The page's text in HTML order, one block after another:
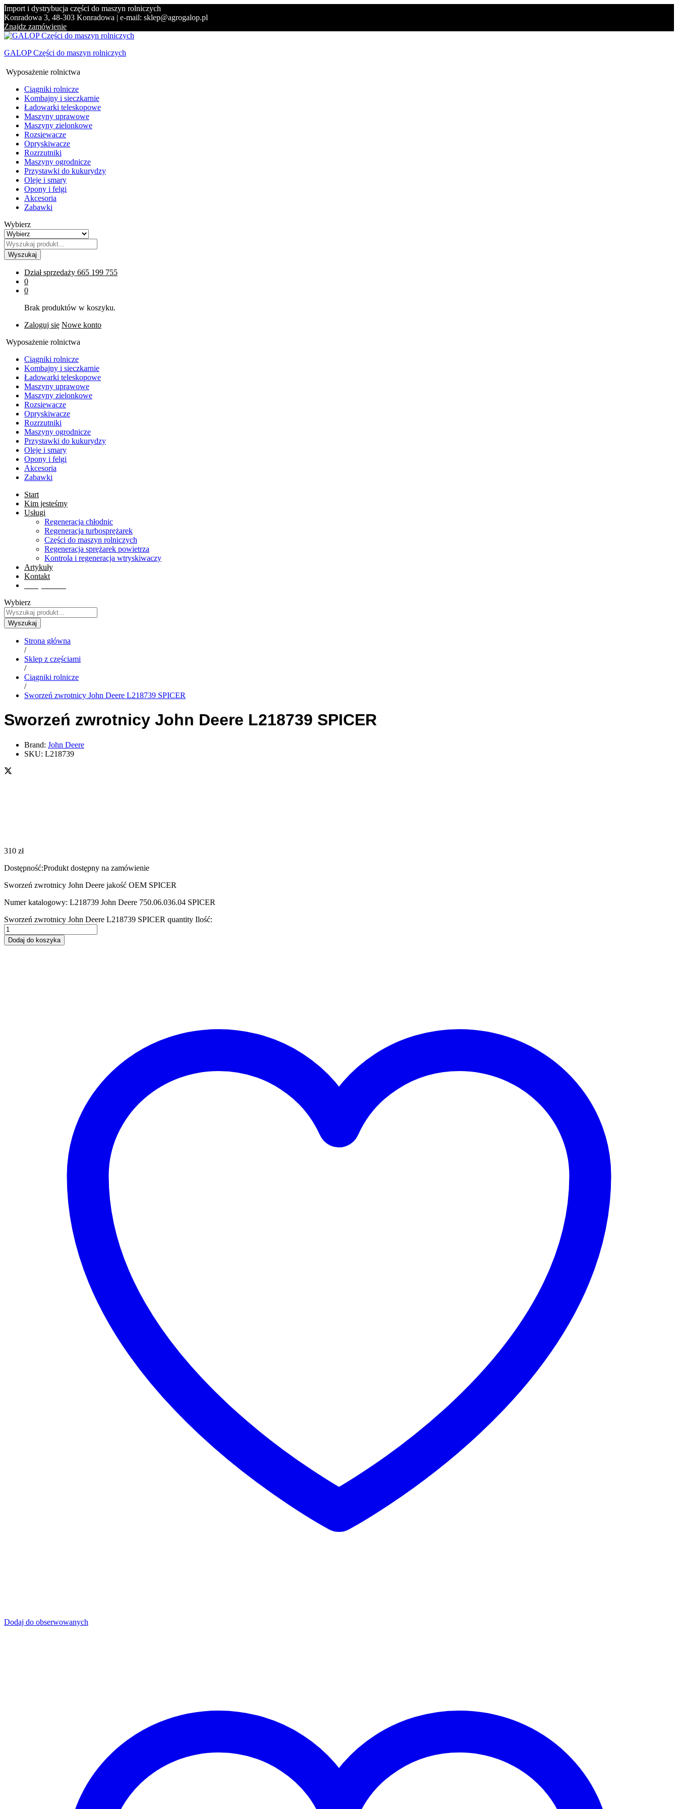
Import i dystrybucja części do maszyn rolniczych
Konradowa 3, 48-303 Konradowa | e-mail: sklep@agrogalop.pl
Znajdz zamówienie
GALOP Części do maszyn rolniczych
Wyposażenie rolnictwa
Ciągniki rolnicze
Kombajny i sieczkarnie
Ładowarki teleskopowe
Maszyny uprawowe
Maszyny zielonkowe
Rozsiewacze
Opryskiwacze
Rozrzutniki
Maszyny ogrodnicze
Przystawki do kukurydzy
Oleje i smary
Opony i felgi
Akcesoria
Zabawki
Wybierz
Wyszukaj
Dział sprzedaży 665 199 755
0
0
Brak produktów w koszyku.
Zaloguj się Nowe konto
Wyposażenie rolnictwa
Ciągniki rolnicze
Kombajny i sieczkarnie
Ładowarki teleskopowe
Maszyny uprawowe
Maszyny zielonkowe
Rozsiewacze
Opryskiwacze
Rozrzutniki
Maszyny ogrodnicze
Przystawki do kukurydzy
Oleje i smary
Opony i felgi
Akcesoria
Zabawki
Start
Kim jesteśmy
Usługi
Regeneracja chłodnic
Regeneracja turbosprężarek
Części do maszyn rolniczych
Regeneracja sprężarek powietrza
Kontrola i regeneracja wtryskiwaczy
Artykuły
Kontakt
Wybierz
Wyszukaj
Strona główna
/
Sklep z częściami
/
Ciągniki rolnicze
/
Sworzeń zwrotnicy John Deere L218739 SPICER
Sworzeń zwrotnicy John Deere L218739 SPICER
Brand: John Deere
SKU: L218739
310 zł
Dostępność:Produkt dostępny na zamówienie
Sworzeń zwrotnicy John Deere jakość OEM SPICER
Numer katalogowy: L218739 John Deere 750.06.036.04 SPICER
Sworzeń zwrotnicy John Deere L218739 SPICER quantity Ilość:
Dodaj do koszyka
Dodaj do obserwowanych